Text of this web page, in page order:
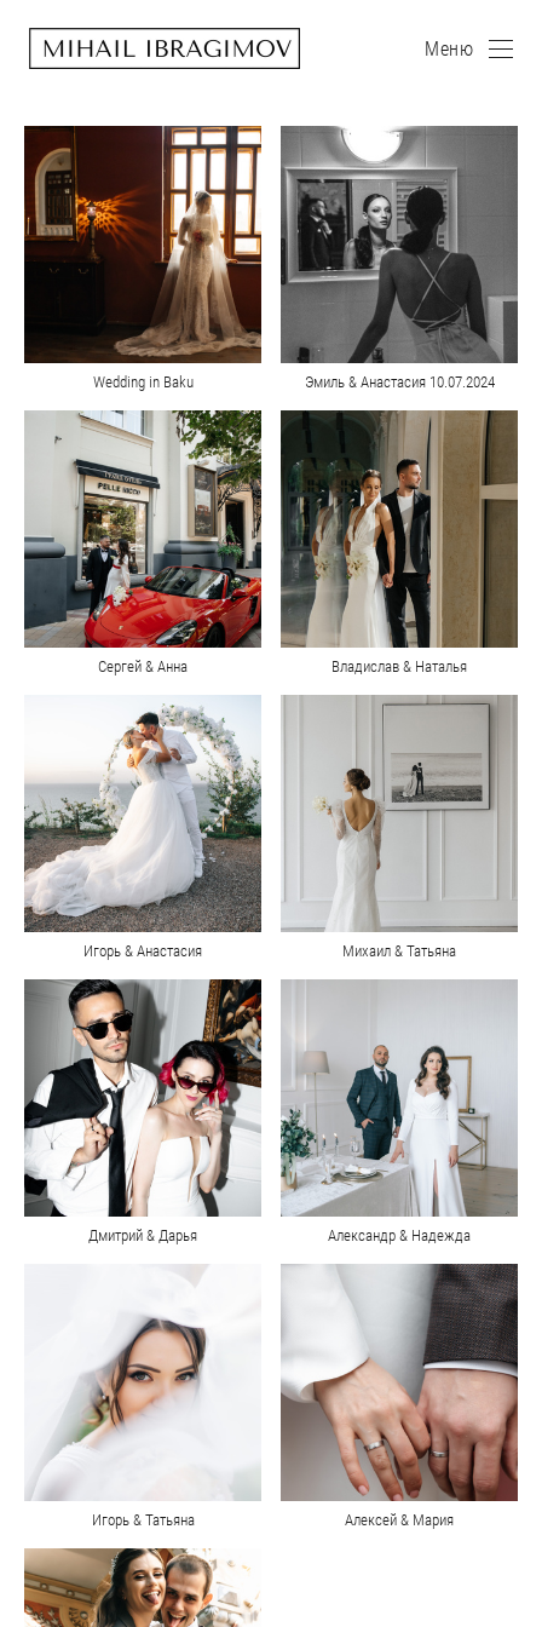
Меню
Wedding in Baku Эмиль & Анастасия 10.07.2024
Сергей & Анна Владислав & Наталья
Игорь & Анастасия Михаил & Татьяна
Дмитрий & Дарья Александр & Надежда
Игорь & Татьяна Алексей & Мария